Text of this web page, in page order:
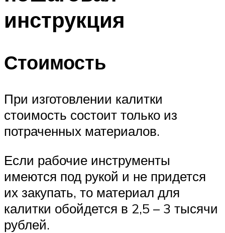
инструкция
Стоимость
При изготовлении калитки
стоимость состоит только из
потраченных материалов.
Если рабочие инструменты
имеются под рукой и не придется
их закупать, то материал для
калитки обойдется в 2,5 – 3 тысячи
рублей.